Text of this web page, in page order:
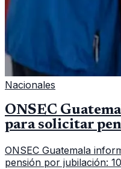
Nacionales
ONSEC
para solicitar
ONSEC Guatemala
pensión por jubilación: